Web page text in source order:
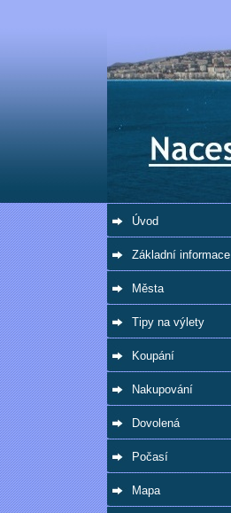
Úvod
Základní informace
Města
Tipy na výlety
Koupání
Nakupování
Dovolená
Počasí
Mapa